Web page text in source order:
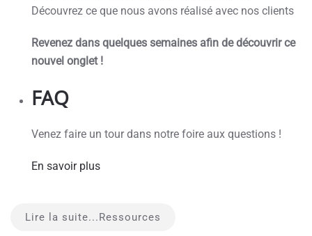
Découvrez ce que nous avons réalisé avec nos clients
Revenez dans quelques semaines afin de découvrir ce
nouvel onglet !
FAQ
Venez faire un tour dans notre foire aux questions !
En savoir plus
Lire la suite...Ressources